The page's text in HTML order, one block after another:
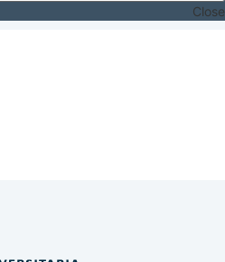
Close